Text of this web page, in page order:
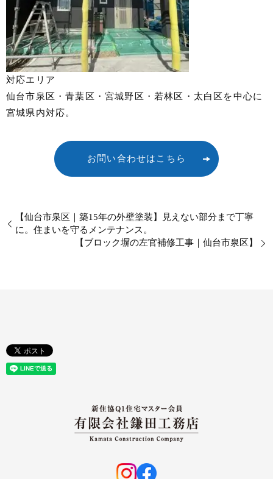
対応エリア
仙台市泉区・青葉区・宮城野区・若林区・太白区を中心に
宮城県内対応。
お問い合わせはこちら
【仙台市泉区｜築15年の外壁塗装】見えない部分まで丁寧
に。住まいを守るメンテナンス。
【ブロック塀の左官補修工事｜仙台市泉区】